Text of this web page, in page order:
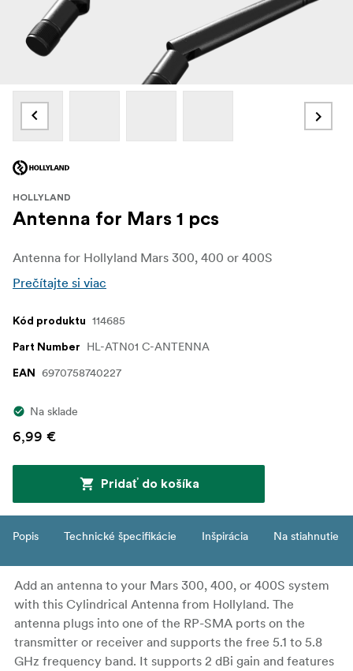
HOLLYLAND
Antenna for Mars 1 pcs
Antenna for Hollyland Mars 300, 400 or 400S
Prečítajte si viac
Kód produktu 114685
Part Number HL-ATN01 C-ANTENNA
EAN 6970758740227
Na sklade
6,99 €
Pridať do košíka
Popis Technické špecifikácie Inšpirácia Na stiahnutie
Add an antenna to your Mars 300, 400, or 400S system
with this Cylindrical Antenna from Hollyland. The
antenna plugs into one of the RP-SMA ports on the
transmitter or receiver and supports the free 5.1 to 5.8
GHz frequency band. It supports 2 dBi gain and features